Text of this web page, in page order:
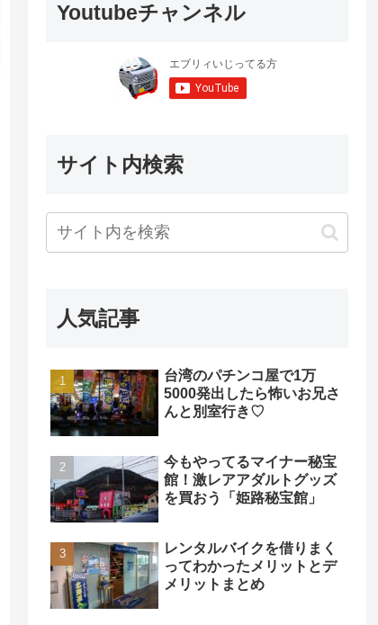
Youtubeチャンネル
サイト内検索
人気記事
台湾のパチンコ屋で1万
5000発出したら怖いお兄さ
んと別室行き♡
今もやってるマイナー秘宝
館！激レアアダルトグッズ
を買おう「姫路秘宝館」
レンタルバイクを借りまく
ってわかったメリットとデ
メリットまとめ